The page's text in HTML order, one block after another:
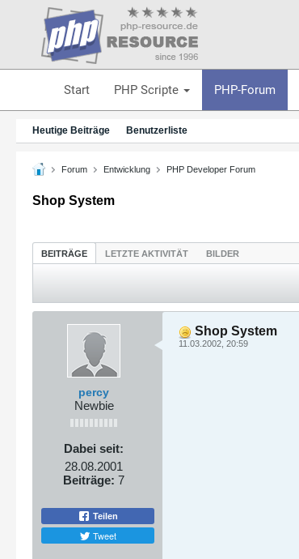
Start PHP Scripte PHP-Forum
Heutige Beiträge Benutzerliste
Forum Entwicklung PHP Developer Forum
Shop System
BEITRÄGE LETZTE AKTIVITÄT BILDER
percy
Newbie
Dabei seit:
28.08.2001
Beiträge: 7
Teilen
Tweet
Shop System
11.03.2002, 20:59